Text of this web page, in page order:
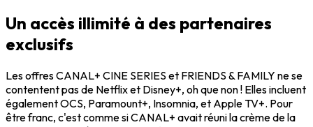
Un accès illimité à des partenaires
exclusifs
Les offres CANAL+ CINE SERIES et FRIENDS & FAMILY ne se
contentent pas de Netflix et Disney+, oh que non ! Elles incluent
également OCS, Paramount+, Insomnia, et Apple TV+. Pour
être franc, c'est comme si CANAL+ avait réuni la crème de la